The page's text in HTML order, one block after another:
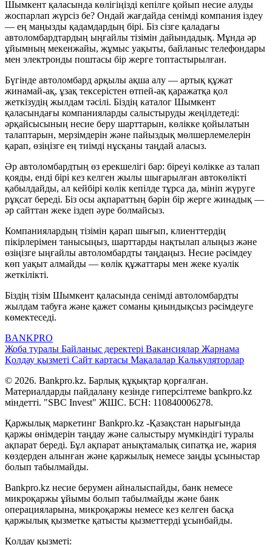
Шымкент қаласында көлігіңізді кепілге қойып несие алуды
жоспарлап жүрсіз бе? Ондай жағдайда сенімді компания іздеу
— ең маңызды қадамдардың бірі. Біз сізге қаладағы
автоломбардтардың ыңғайлы тізімін дайындадық. Мұнда әр
ұйымның мекенжайы, жұмыс уақыты, байланыс телефондары
мен электронды поштасы бір жерге топтастырылған.
Бүгінде автоломбард арқылы ақша алу — артық құжат
жинамай-ақ, ұзақ тексерістен өтпей-ақ қаражатқа қол
жеткізудің жылдам тәсілі. Біздің каталог Шымкент
қаласындағы компанияларды салыстыруды жеңілдетеді:
әрқайсысының несие беру шарттарын, көлікке қойылатын
талаптарын, мерзімдерін және пайыздық мөлшерлемелерін
қарап, өзіңізге ең тиімді нұсқаны таңдай аласыз.
Әр автоломбардтың өз ерекшелігі бар: біреуі көлікке аз талап
қояды, енді бірі кез келген жылы шығарылған автокөлікті
қабылдайды, ал кейбірі көлік кепілде тұрса да, мініп жүруге
рұқсат береді. Біз осы ақпараттың бәрін бір жерге жинадық —
әр сайттан жеке іздеп әуре болмайсыз.
Компаниялардың тізімін қарап шығып, клиенттердің
пікірлерімен танысыңыз, шарттарды нақтылап алыңыз және
өзіңізге ыңғайлы автоломбардты таңдаңыз. Несие рәсімдеу
көп уақыт алмайды — көлік құжаттары мен жеке куәлік
жеткілікті.
Біздің тізім Шымкент қаласында сенімді автоломбардты
жылдам табуға және қажет соманы қиындықсыз рәсімдеуге
көмектеседі.
BANKPRO
Жоба туралы Байланыс деректері Вакансиялар Жарнама
Қолдау қызметі Сайт картасы Мақалалар Калькуляторлар
© 2026. Bankpro.kz. Барлық құқықтар қорғалған.
Материалдарды пайдалану кезінде гиперсілтеме bankpro.kz
міндетті. "SBC Invest" ЖШС. БСН: 110840006278.
Қаржылық маркетинг Bankpro.kz -Қазақстан нарығында
қаржы өнімдерін таңдау және салыстыру мүмкіндігі туралы
ақпарат береді. Бұл ақпарат анықтамалық сипатқа ие, жария
көздерден алынған және қаржылық немесе заңды ұсыныстар
болып табылмайды.
Bankpro.kz несие берумен айналыспайды, банк немесе
микроқаржы ұйымы болып табылмайды және банк
операцияларына, микроқаржы немесе кез келген басқа
қаржылық қызметке қатысты қызметтерді ұсынбайды.
Қолдау қызметі: